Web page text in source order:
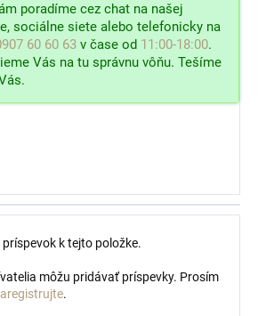
poradíme cez chat na našej
sociálne siete alebo telefonicky na
60 60 63 v čase od 11:00-18:00.
Vás na tu správnu vôňu. Tešíme
k tejto položke.
môžu pridávať príspevky. Prosím
.